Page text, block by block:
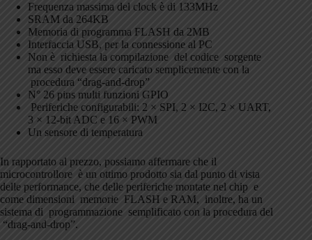
Frequenza massima del clock è di 133MHz
SRAM da 264KB
Memoria di programma FLASH da 2MB
Interfaccia USB, per la connessione al PC
Non è richiesta la compilazione del codice sorgente
ma esso deve essere caricato semplicemente con la
procedura “drag-and-drop”
N° 26 pins multi funzioni GPIO
Periferiche configurabili: 2 × SPI, 2 × I2C, 2 × UART,
3 × 12-bit ADC e 16 × PWM
Un sensore di temperatura
In rapportato al prezzo, possiamo affermare che il
microcontrollore è un ottimo prodotto sia dal punto di vista
delle performance, che delle periferiche montate nel chip e
come dimensioni memorie FLASH e RAM, inoltre, ha un
sistema di programmazione semplificato con la procedura del
“drag-and-drop”.